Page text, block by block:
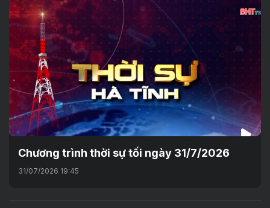
Chương trình thời sự tối ngày 31/7/2026
31/07/2026 19:45